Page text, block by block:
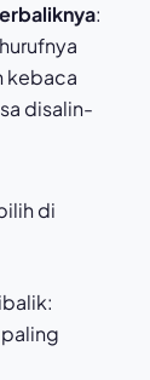
:
kebaca
disalin-
di
paling